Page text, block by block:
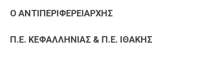
Ο ΑΝΤΙΠΕΡΙΦΕΡΕΙΑΡΧΗΣ
Π.Ε. ΚΕΦΑΛΛΗΝΙΑΣ & Π.Ε. ΙΘΑΚΗΣ